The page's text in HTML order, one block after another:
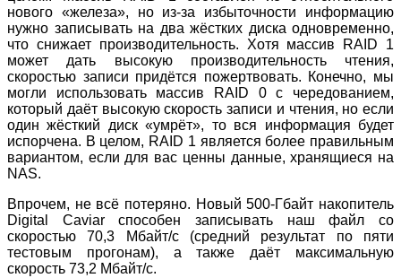
нового «железа», но из-за избыточности информацию
нужно записывать на два жёстких диска одновременно,
что снижает производительность. Хотя массив RAID 1
может дать высокую производительность чтения,
скоростью записи придётся пожертвовать. Конечно, мы
могли использовать массив RAID 0 с чередованием,
который даёт высокую скорость записи и чтения, но если
один жёсткий диск «умрёт», то вся информация будет
испорчена. В целом, RAID 1 является более правильным
вариантом, если для вас ценны данные, хранящиеся на
NAS.
Впрочем, не всё потеряно. Новый 500-Гбайт накопитель
Digital Caviar способен записывать наш файл со
скоростью 70,3 Мбайт/с (средний результат по пяти
тестовым прогонам), а также даёт максимальную
скорость 73,2 Мбайт/с.